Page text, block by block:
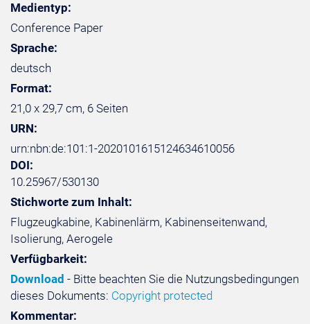
Medientyp:
Conference Paper
Sprache:
deutsch
Format:
21,0 x 29,7 cm, 6 Seiten
URN:
urn:nbn:de:101:1-2020101615124634610056
DOI:
10.25967/530130
Stichworte zum Inhalt:
Flugzeugkabine, Kabinenlärm, Kabinenseitenwand,
Isolierung, Aerogele
Verfügbarkeit:
Download - Bitte beachten Sie die Nutzungsbedingungen
dieses Dokuments: Copyright protected
Kommentar: